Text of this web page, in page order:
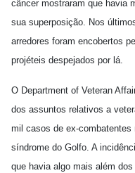
câncer mostraram que havia
sua superposição. Nos
arredores foram encobertos
projéteis despejados por lá.
O Department of Veteran
dos assuntos relativos a
mil casos de ex-
síndrome do Golfo. A
que havia algo mais além